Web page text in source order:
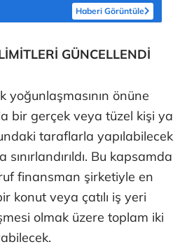
Haberi Görüntüle
GÜNCELLENDİ
yoğunlaşmasının önüne
bir gerçek veya tüzel kişi ya
taraflarla yapılabilecek
sınırlandırıldı. Bu kapsamda
finansman şirketiyle en
konut veya çatılı iş yeri
olmak üzere toplam iki